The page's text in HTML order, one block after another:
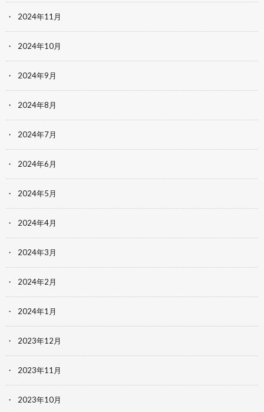
2024年11月
2024年10月
2024年9月
2024年8月
2024年7月
2024年6月
2024年5月
2024年4月
2024年3月
2024年2月
2024年1月
2023年12月
2023年11月
2023年10月